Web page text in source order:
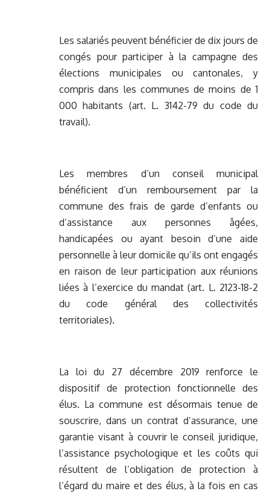
Les salariés peuvent bénéficier de dix jours de
congés pour participer à la campagne des
élections municipales ou cantonales, y
compris dans les communes de moins de 1
000 habitants (art. L. 3142-79 du code du
travail).
Les membres d’un conseil municipal
bénéficient d’un remboursement par la
commune des frais de garde d’enfants ou
d’assistance aux personnes âgées,
handicapées ou ayant besoin d’une aide
personnelle à leur domicile qu’ils ont engagés
en raison de leur participation aux réunions
liées à l’exercice du mandat (art. L. 2123-18-2
du code général des collectivités
territoriales).
La loi du 27 décembre 2019 renforce le
dispositif de protection fonctionnelle des
élus. La commune est désormais tenue de
souscrire, dans un contrat d’assurance, une
garantie visant à couvrir le conseil juridique,
l’assistance psychologique et les coûts qui
résultent de l’obligation de protection à
l’égard du maire et des élus, à la fois en cas